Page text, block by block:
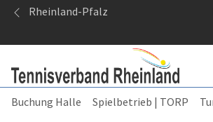
Springe zum Seiteninhalt
Rheinland-Pfalz
Buchung Halle Spielbetrieb | TORP